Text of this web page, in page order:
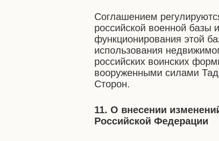
Соглашением
российской военной базы
функционирования этой
использования
российских воинских
вооруженными силами
Сторон.
11. О внесении
Российской Федерации